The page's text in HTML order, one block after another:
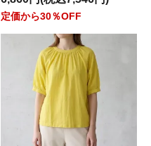
定価から30％OFF